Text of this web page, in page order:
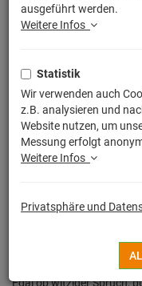
Egal ob witziger Spruch,
ausgeführt werden.
Weitere Infos
Statistik
Wir verwenden auch
z.B. analysieren und
Website nutzen, um
Messung erfolgt
Weitere Infos
Privatsphäre und